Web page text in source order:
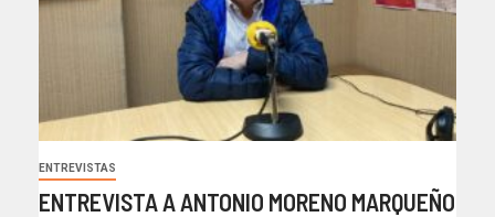
ENTREVISTAS
ENTREVISTA A ANTONIO MORENO MARQUEÑO